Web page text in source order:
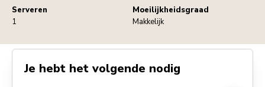
Serveren
1
Moeilijkheidsgraad
Makkelijk
Je hebt het volgende nodig